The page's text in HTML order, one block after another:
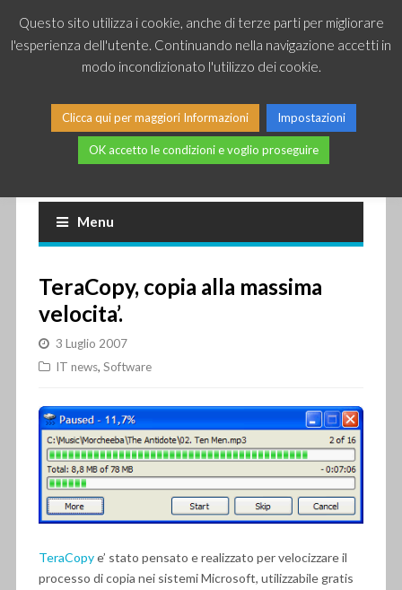
Piccole news dal mondo IT
Menu
TeraCopy, copia alla massima
velocita’.
3 Luglio 2007
IT news, Software
TeraCopye’ stato pensato e realizzato per velocizzare il
processo di copia nei sistemi Microsoft, utilizzabile gratis
Questo sito utilizza i cookie, anche di terze parti per migliorare
l'esperienza dell'utente. Continuando nella navigazione accetti in
modo incondizionato l'utilizzo dei cookie.
Clicca qui per maggiori Informazioni Impostazioni
OK accetto le condizioni e voglio proseguire